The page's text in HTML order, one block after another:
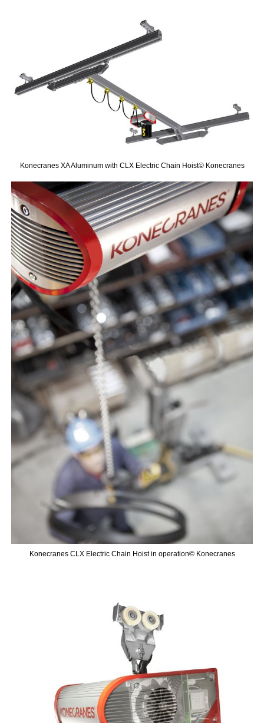
Konecranes XA Aluminum with CLX Electric Chain Hoist© Konecranes
Konecranes CLX Electric Chain Hoist in operation© Konecranes